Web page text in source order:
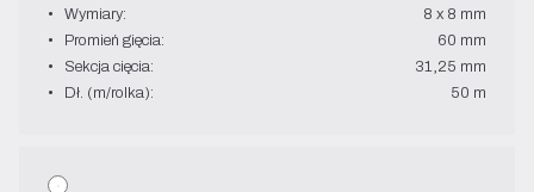
•   Wymiary:
8 x 8 mm
•   Promień gięcia:
60 mm
•   Sekcja cięcia:
31,25 mm
•   Dł. (m/rolka):
50 m